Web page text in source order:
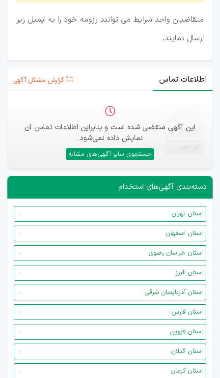
متقاضیان واجد شرایط می توانند رزومه خود را به ایمیل زیر
ارسال نمایند.
اطلاعات تماس گزارش مشکل آگهی
این آگهی منقضی شده است و بنابراین اطلاعات تماس آن
نمایش داده نمی‌شود.
جستجوی سایر آگهی‌های مشابه
ایمیل —
—
دسته‌بندی آگهی‌های استخدام
استان تهران
استان اصفهان
استان خراسان رضوی
استان البرز
استان آذربایجان شرقی
استان فارس
استان قزوین
استان گیلان
استان کرمان